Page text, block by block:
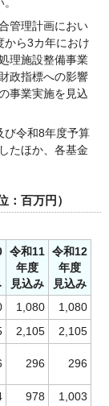
管理計画におい
から3カ年におけ
理施設整備事業
政指標への影響
事業実施を見込
び令和8年度予算
たほか、各基金
：百万円）
令和11
年度
見込み
令和12
年度
見込み
1,080
1,080
2,105
2,105
296 296
978
1,003